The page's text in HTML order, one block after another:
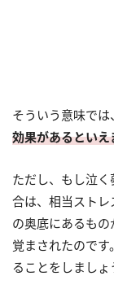
そういう意味では、
効果があるといえ
ただし、もし泣
合は、相当ストレ
の奥底にあるも
覚まされたので
ることをしましょ